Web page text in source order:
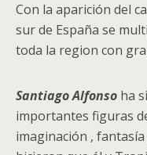
Con la aparición del
sur de España se
toda la region con
Santiago Alfonso ha
importantes figuras
imaginación ,